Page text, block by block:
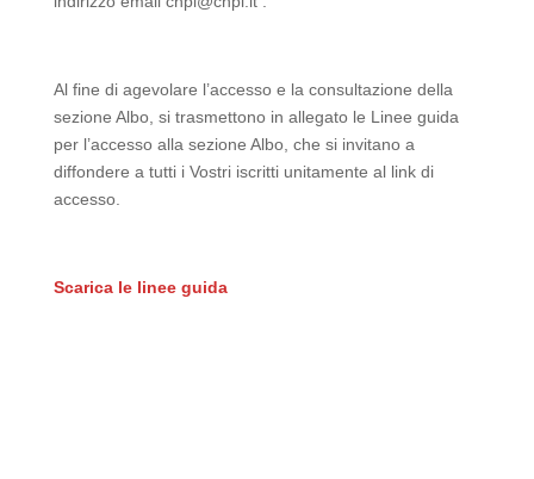
Al fine di agevolare l’accesso e la consultazione della
sezione Albo, si trasmettono in allegato le Linee guida
per l’accesso alla sezione Albo, che si invitano a
diffondere a tutti i Vostri iscritti unitamente al link di
accesso.
Scarica le linee guida